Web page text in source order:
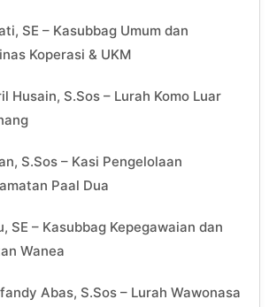
SE – Kasubbag Umum dan
Koperasi & UKM
Husain, S.Sos – Lurah Komo Luar
S.Sos – Kasi Pengelolaan
Paal Dua
SE – Kasubbag Kepegawaian dan
Wanea
Abas, S.Sos – Lurah Wawonasa